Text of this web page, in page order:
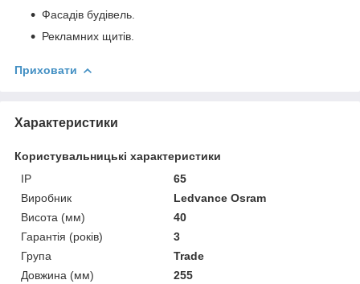
Фасадів будівель.
Рекламних щитів.
Приховати
Характеристики
Користувальницькі характеристики
ІР
65
Виробник
Ledvance Osram
Висота (мм)
40
Гарантія (років)
3
Група
Trade
Довжина (мм)
255